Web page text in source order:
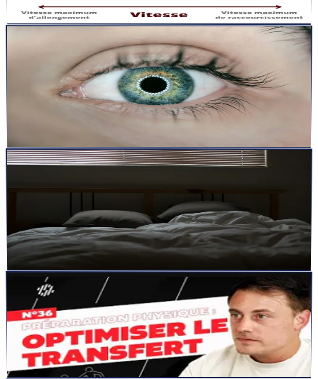
Lire la suite
L’Importance du « Quiet Eye » dans la
Performance Sportive : Un Regard Approfondi
Introduction Le concept du « quiet eye » (QE) est un élément clé
pour améliorer la performance sportive. Émergé dans les...
articles18 sept. 20243min
Le sommeil est un élément clé pour améliorer vos performances
sportives. Saviez-vous qu&rsquo;allonger votre temps de so...
Lire la suite
15 sept. 2024 min
Optimiser le Transfert en Préparation Physique
La préparation physique ne se limite pas à développer des qualités
physiques; elle doit aussi s&rsquo;assurer que ces am...
Lire la suite